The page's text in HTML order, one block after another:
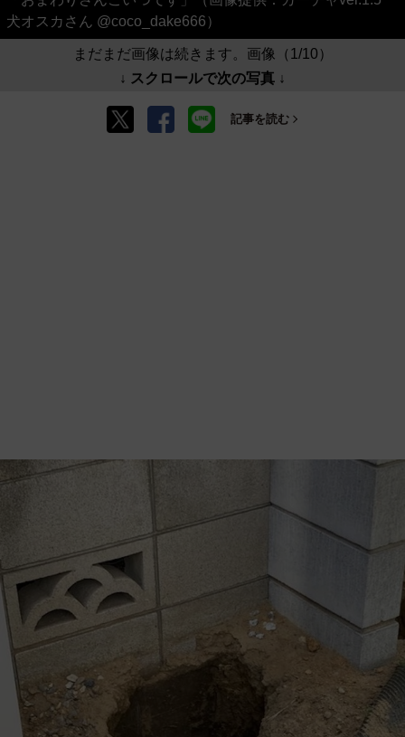
犬オスカさん @coco_dake666）
まだまだ画像は続きます。画像（1/10）
↓ スクロールで次の写真 ↓
記事を読む